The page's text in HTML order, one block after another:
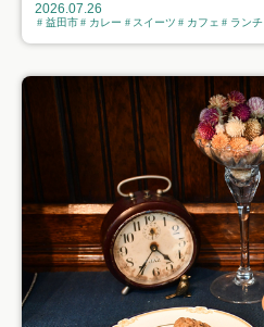
2026.07.26
益田市 カレー スイーツ カフェ ランチ